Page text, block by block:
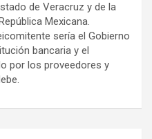
de Veracruz y de la
Mexicana.
sería el Gobierno
bancaria y el
por los proveedores y